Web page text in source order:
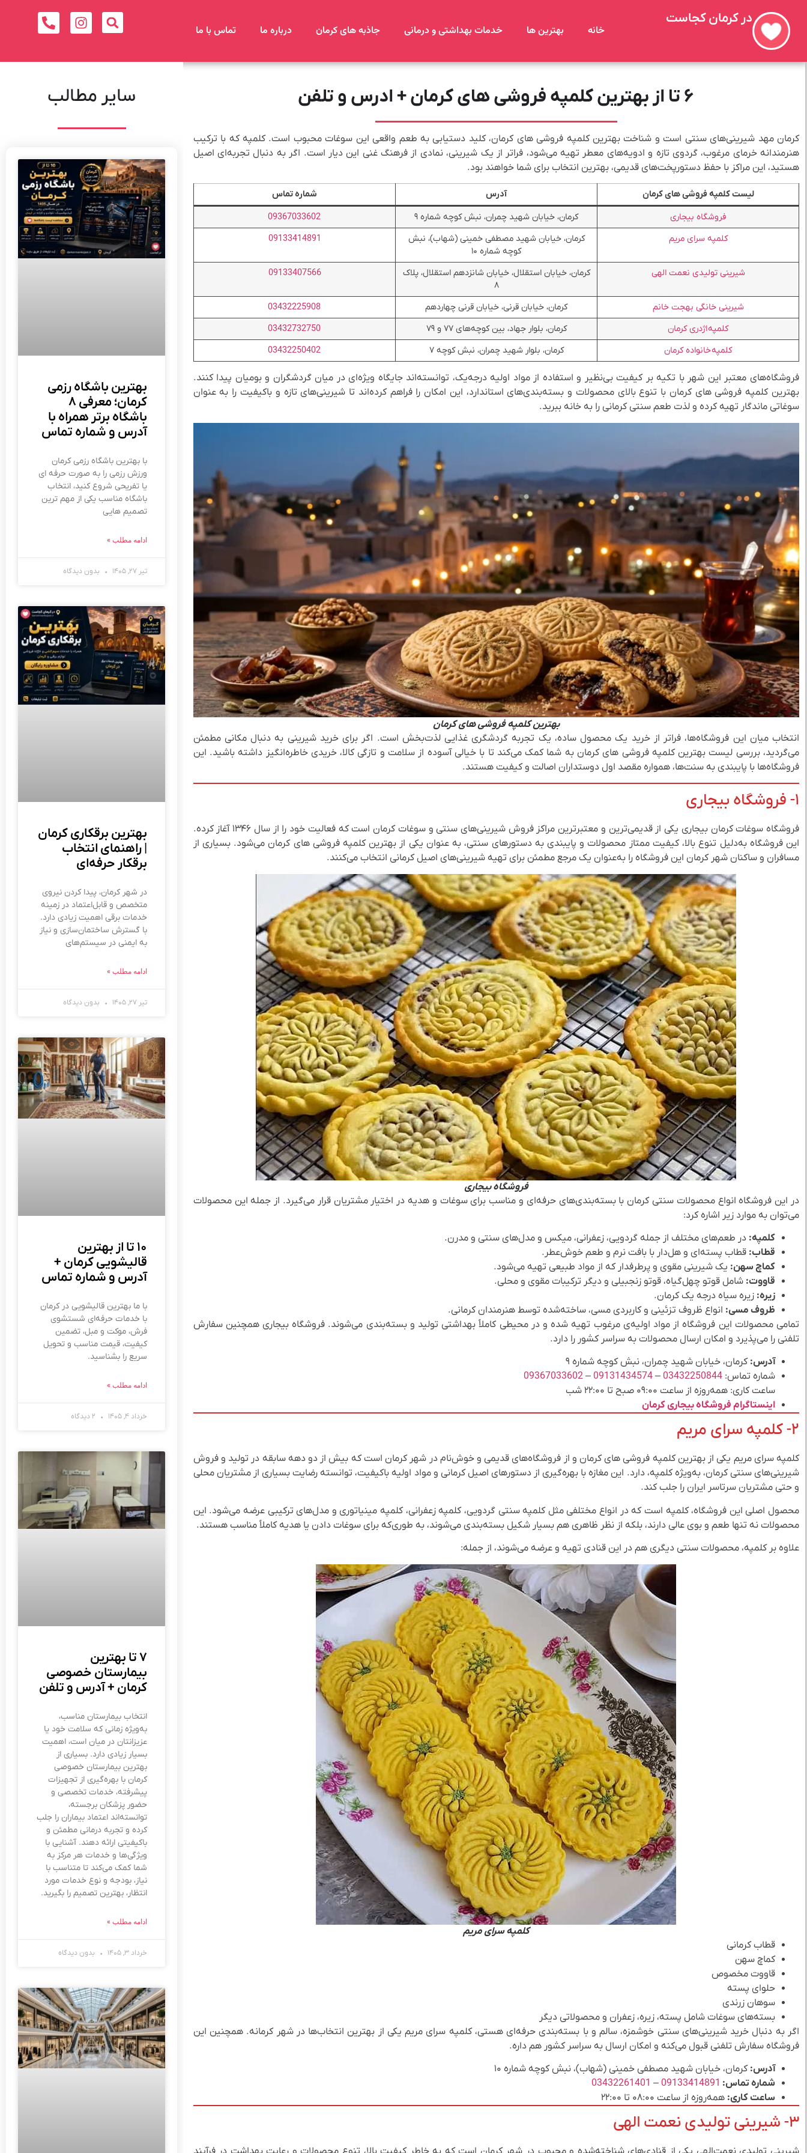
در کرمان کجاست
خانه بهترین ها خدمات بهداشتی و درمانی جاذبه های کرمان درباره ما تماس با ما
۶ تا از بهترین کلمپه فروشی‌ های کرمان + ادرس و تلفن
کرمان مهد شیرینی‌های سنتی است و شناخت بهترین کلمپه فروشی‌ های کرمان، کلید دستیابی به طعم واقعی این سوغات محبوب است. کلمپه که با ترکیب
هنرمندانه خرمای مرغوب، گردوی تازه و ادویه‌های معطر تهیه می‌شود، فراتر از یک شیرینی، نمادی از فرهنگ غنی این دیار است. اگر به دنبال تجربه‌ای اصیل
هستید، این مراکز با حفظ دستورپخت‌های قدیمی، بهترین انتخاب برای شما خواهند بود.
لیست کلمپه فروشی‌ های کرمان آدرس
شماره تماس
فروشگاه بیجاری
کرمان، خیابان شهید چمران، نبش کوچه شماره ۹
09367033602
کلمپه سرای مریم
کرمان، خیابان شهید مصطفی خمینی (شهاب)، نبش
کوچه شماره ۱۰
09133414891
شیرینی تولیدی نعمت الهی
کرمان، خیابان استقلال، خیابان شانزدهم استقلال، پلاک
۸
09133407566
شیرینی خانگی بهجت خانم کرمان، خیابان قرنی، خیابان قرنی چهاردهم
03432225908
کلمپه اژدری کرمان
کرمان، بلوار جهاد، بین کوچه‌های ۷۷ و ۷۹
03432732750
کلمپه خانواده کرمان
کرمان، بلوار شهید چمران، نبش کوچه ۷ 03432250402
فروشگاه‌های معتبر این شهر با تکیه بر کیفیت بی‌نظیر و استفاده از مواد اولیه درجه‌یک، توانسته‌اند جایگاه ویژه‌ای در میان گردشگران و بومیان پیدا کنند.
بهترین کلمپه فروشی‌ های کرمان با تنوع بالای محصولات و بسته‌بندی‌های استاندارد، این امکان را فراهم کرده‌اند تا شیرینی‌های تازه و باکیفیت را به عنوان
سوغاتی ماندگار تهیه کرده و لذت طعم سنتی کرمانی را به خانه ببرید.
بهترین کلمپه فروشی‌ های کرمان
انتخاب میان این فروشگاه‌ها، فراتر از خرید یک محصول ساده، یک تجربه گردشگری غذایی لذت‌بخش است. اگر برای خرید شیرینی به دنبال مکانی مطمئن
می‌گردید، بررسی لیست بهترین کلمپه فروشی‌ های کرمان به شما کمک می‌کند تا با خیالی آسوده از سلامت و تازگی کالا، خریدی خاطره‌انگیز داشته باشید. این
فروشگاه‌ها با پایبندی به سنت‌ها، همواره مقصد اول دوستداران اصالت و کیفیت هستند.
۱- فروشگاه بیجاری
فروشگاه سوغات کرمان بیجاری یکی از قدیمی‌ترین و معتبرترین مراکز فروش شیرینی‌های سنتی و سوغات کرمان است که فعالیت خود را از سال ۱۳۴۶ آغاز کرده.
این فروشگاه به‌دلیل تنوع بالا، کیفیت ممتاز محصولات و پایبندی به دستورهای سنتی، به‌ عنوان یکی از بهترین کلمپه فروشی‌ های کرمان می‌شود. بسیاری از
مسافران و ساکنان شهر کرمان این فروشگاه را به‌عنوان یک مرجع مطمئن برای تهیه شیرینی‌های اصیل کرمانی انتخاب می‌کنند.
فروشگاه بیجاری
در این فروشگاه انواع محصولات سنتی کرمان با بسته‌بندی‌های حرفه‌ای و مناسب برای سوغات و هدیه در اختیار مشتریان قرار می‌گیرد. از جمله این محصولات
می‌توان به موارد زیر اشاره کرد:
کلمپه: در طعم‌های مختلف از جمله گردویی، زعفرانی، میکس و مدل‌های سنتی و مدرن.
قطاب: قطاب پسته‌ای و هل‌دار با بافت نرم و طعم خوش‌عطر.
کماچ سهن: یک شیرینی مقوی و پرطرفدار که از مواد طبیعی تهیه می‌شود.
قاووت: شامل قوتو چهل‌گیاه، قوتو زنجبیلی و دیگر ترکیبات مقوی و محلی.
زیره: زیره سیاه درجه یک کرمان.
ظروف مسی: انواع ظروف تزئینی و کاربردی مسی، ساخته‌شده توسط هنرمندان کرمانی.
تمامی محصولات این فروشگاه از مواد اولیه‌ی مرغوب تهیه شده و در محیطی کاملاً بهداشتی تولید و بسته‌بندی می‌شوند. فروشگاه بیجاری همچنین سفارش
تلفنی را می‌پذیرد و امکان ارسال محصولات به سراسر کشور را دارد.
آدرس: کرمان، خیابان شهید چمران، نبش کوچه شماره ۹
شماره تماس: 03432250844
–
09131434574
–
09367033602
ساعت کاری: همه‌روزه از ساعت ۰۹:۰۰ صبح تا ۲۲:۰۰ شب
اینستاگرام فروشگاه بیجاری کرمان
۲- کلمپه سرای مریم
کلمپه‌ سرای مریم یکی از بهترین کلمپه فروشی‌ های کرمان و از فروشگاه‌های قدیمی و خوش‌نام در شهر کرمان است که بیش از دو دهه سابقه در تولید و فروش
شیرینی‌های سنتی کرمان، به‌ویژه کلمپه، دارد. این مغازه با بهره‌گیری از دستورهای اصیل کرمانی و مواد اولیه باکیفیت، توانسته رضایت بسیاری از مشتریان محلی
و حتی مشتریان سرتاسر ایران را جلب کند.
محصول اصلی این فروشگاه، کلمپه است که در انواع مختلفی مثل کلمپه سنتی گردویی، کلمپه زعفرانی، کلمپه مینیاتوری و مدل‌های ترکیبی عرضه می‌شود. این
محصولات نه تنها طعم و بوی عالی دارند، بلکه از نظر ظاهری هم بسیار شکیل بسته‌بندی می‌شوند، به طوری‌که برای سوغات دادن یا هدیه کاملاً مناسب هستند.
علاوه‌ بر کلمپه، محصولات سنتی دیگری هم در این قنادی تهیه و عرضه می‌شوند، از جمله:
کلمپه سرای مریم
قطاب کرمانی
کماچ سهن
قاووت مخصوص
حلوای پسته
سوهان زرندی
بسته‌های سوغات شامل پسته، زیره، زعفران و محصولاتی دیگر
اگر به دنبال خرید شیرینی‌های سنتی خوشمزه، سالم و با بسته‌بندی حرفه‌ای هستی، کلمپه‌ سرای مریم یکی از بهترین انتخاب‌ها در شهر کرمانه. همچنین این
فروشگاه سفارش تلفنی قبول می‌کنه و امکان ارسال به سراسر کشور هم داره.
آدرس: کرمان، خیابان شهید مصطفی خمینی (شهاب)، نبش کوچه شماره ۱۰
شماره تماس: 09133414891
–
03432261401
ساعت کاری: همه‌روزه از ساعت ۰۸:۰۰ تا ۲۲:۰۰
۳- شیرینی تولیدی نعمت الهی
سایر مطالب
بهترین باشگاه رزمی
کرمان؛ معرفی ۸
باشگاه برتر همراه با
آدرس و شماره تماس
با بهترین باشگاه رزمی کرمان
ورزش رزمی را به‌ صورت حرفه‌ ای
یا تفریحی شروع کنید، انتخاب
باشگاه مناسب یکی از مهم‌ ترین
تصمیم‌ هایی
ادامه مطلب »
تیر ۲۷, ۱۴۰۵ بدون دیدگاه
بهترین برقکاری کرمان
| راهنمای انتخاب
برقکار حرفه‌ای
در شهر کرمان، پیدا کردن نیروی
متخصص و قابل‌اعتماد در زمینه
خدمات برقی اهمیت زیادی دارد.
با گسترش ساختمان‌سازی و نیاز
به ایمنی در سیستم‌های
ادامه مطلب »
تیر ۲۷, ۱۴۰۵ بدون دیدگاه
۱۰ تا از بهترین
قالیشویی کرمان +
آدرس و شماره تماس
با ما بهترین قالیشویی در کرمان
با خدمات حرفه‌ای شستشوی
فرش، موکت و مبل، تضمین
کیفیت، قیمت مناسب و تحویل
سریع را بشناسید.
ادامه مطلب »
خرداد ۴, ۱۴۰۵
۷ تا بهترین
بیمارستان خصوصی
کرمان + آدرس و تلفن
انتخاب بیمارستان مناسب،
به‌ویژه زمانی که سلامت خود یا
عزیزانتان در میان است، اهمیت
بسیار زیادی دارد. بسیاری از
بهترین بیمارستان‌ خصوصی
کرمان با بهره‌گیری از تجهیزات
پیشرفته، خدمات تخصصی و
حضور پزشکان برجسته،
توانسته‌اند اعتماد بیماران را جلب
کرده و تجربه درمانی مطمئن و
باکیفیتی ارائه دهند. آشنایی با
ویژگی‌ها و خدمات هر مرکز به
شما کمک می‌کند تا متناسب با
نیاز، بودجه و نوع خدمات مورد
انتظار، بهترین تصمیم را بگیرید.
ادامه مطلب »
خرداد ۳, ۱۴۰۵ بدون دیدگاه